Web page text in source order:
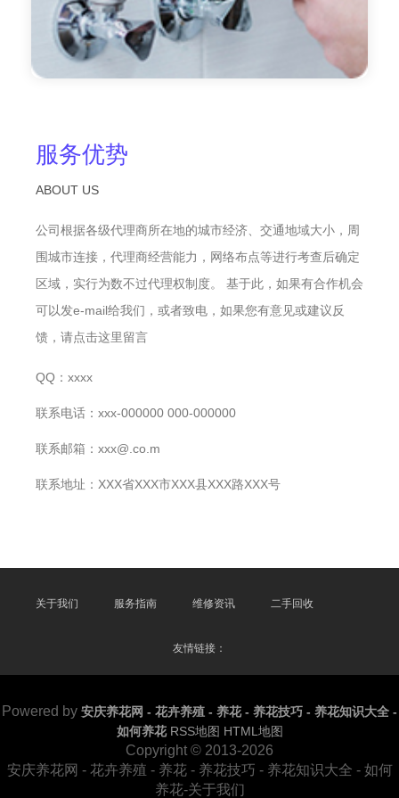
服务优势
ABOUT US
公司根据各级代理商所在地的城市经济、交通地域大小，周
围城市连接，代理商经营能力，网络布点等进行考查后确定
区域，实行为数不过代理权制度。 基于此，如果有合作机会
可以发e-mail给我们，或者致电，如果您有意见或建议反
馈，请点击这里留言
QQ：xxxx
联系电话：xxx-000000 000-000000
联系邮箱：xxx@.co.m
联系地址：XXX省XXX市XXX县XXX路XXX号
关于我们 服务指南 维修资讯 二手回收
友情链接：
Powered by 安庆养花网 - 花卉养殖 - 养花 - 养花技巧 - 养花知识大全 -
如何养花 RSS地图 HTML地图
Copyright © 2013-2026
安庆养花网 - 花卉养殖 - 养花 - 养花技巧 - 养花知识大全 - 如何
养花-关于我们